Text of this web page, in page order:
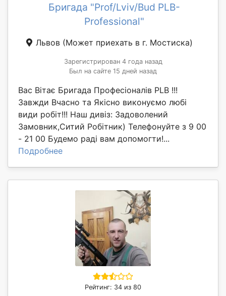
Бригада "Prof/Lviv/Bud PLB-
Professional"
Львов (Может приехать в г. Мостиска)
Зарегистрирован 4 года назад
Был на сайте 15 дней назад
Вас Вітає Бригада Професіоналів PLB !!!
Завжди Вчасно та Якісно виконуємо любі
види робіт!!! Наш дивіз: Задоволений
Замовник,Ситий Робітник) Телефонуйте з 9 00
- 21 00 Будемо раді вам допомогти!...
Подробнее
Рейтинг: 34 из 80